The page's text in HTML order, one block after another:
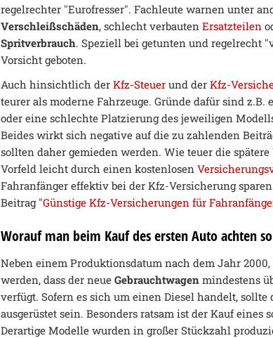
regelrechter "Eurofresser". Fachleute warnen unter
Verschleißschäden, schlecht verbautenErsatzteilen
Spritverbrauch. Speziell bei getunten und regelrecht
Vorsicht geboten.
Auch hinsichtlich derKfz-Steuer und derKfz-
teurer als moderne Fahrzeuge. Gründe dafür sind
oder eine schlechte Platzierung des jeweiligen
Beides wirkt sich negative auf die zu zahlenden
sollten daher gemieden werden. Wie teuer die
Vorfeld leicht durch einen kostenlosen
Fahranfänger effektiv bei der Kfz-Versicherung
Beitrag "Günstige Kfz-Versicherungen für
Worauf man beim Kauf des ersten Auto achten
Neben einem Produktionsdatum nach dem Jahr
werden, dass der neueGebrauchtwagenmindestens
verfügt. Sofern es sich um einen Diesel handelt,
ausgerüstet sein. Besonders ratsam ist der Kauf eines
Derartige Modelle wurden in großer Stückzahl